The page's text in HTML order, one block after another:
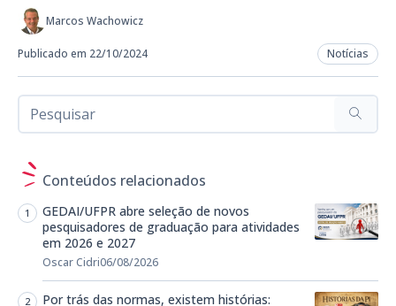
Marcos Wachowicz
Publicado em 22/10/2024 Notícias
Conteúdos relacionados
GEDAI/UFPR abre seleção de novos
pesquisadores de graduação para atividades
em 2026 e 2027
Oscar Cidri06/08/2026
Por trás das normas, existem histórias: